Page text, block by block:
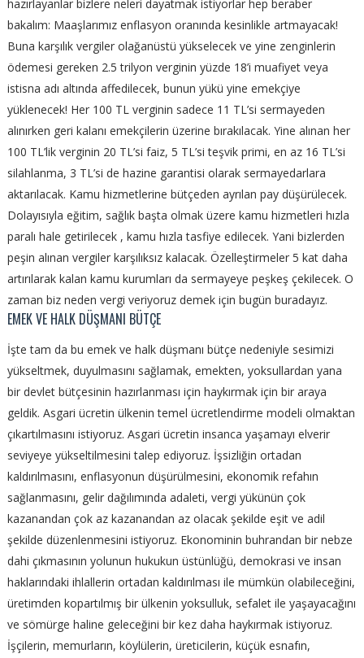
hazırlayanlar bizlere neleri dayatmak istiyorlar hep beraber
bakalım: Maaşlarımız enflasyon oranında kesinlikle artmayacak!
Buna karşılık vergiler olağanüstü yükselecek ve yine zenginlerin
ödemesi gereken 2.5 trilyon verginin yüzde 18’i muafiyet veya
istisna adı altında affedilecek, bunun yükü yine emekçiye
yüklenecek! Her 100 TL verginin sadece 11 TL’si sermayeden
alınırken geri kalanı emekçilerin üzerine bırakılacak. Yine alınan her
100 TL’lik verginin 20 TL’si faiz, 5 TL’si teşvik primi, en az 16 TL’si
silahlanma, 3 TL’si de hazine garantisi olarak sermayedarlara
aktarılacak. Kamu hizmetlerine bütçeden ayrılan pay düşürülecek.
Dolayısıyla eğitim, sağlık başta olmak üzere kamu hizmetleri hızla
paralı hale getirilecek , kamu hızla tasfiye edilecek. Yani bizlerden
peşin alınan vergiler karşılıksız kalacak. Özelleştirmeler 5 kat daha
artırılarak kalan kamu kurumları da sermayeye peşkeş çekilecek. O
zaman biz neden vergi veriyoruz demek için bugün buradayız.
EMEK VE HALK DÜŞMANI BÜTÇE
İşte tam da bu emek ve halk düşmanı bütçe nedeniyle sesimizi
yükseltmek, duyulmasını sağlamak, emekten, yoksullardan yana
bir devlet bütçesinin hazırlanması için haykırmak için bir araya
geldik. Asgari ücretin ülkenin temel ücretlendirme modeli olmaktan
çıkartılmasını istiyoruz. Asgari ücretin insanca yaşamayı elverir
seviyeye yükseltilmesini talep ediyoruz. İşsizliğin ortadan
kaldırılmasını, enflasyonun düşürülmesini, ekonomik refahın
sağlanmasını, gelir dağılımında adaleti, vergi yükünün çok
kazanandan çok az kazanandan az olacak şekilde eşit ve adil
şekilde düzenlenmesini istiyoruz. Ekonominin buhrandan bir nebze
dahi çıkmasının yolunun hukukun üstünlüğü, demokrasi ve insan
haklarındaki ihlallerin ortadan kaldırılması ile mümkün olabileceğini,
üretimden kopartılmış bir ülkenin yoksulluk, sefalet ile yaşayacağını
ve sömürge haline geleceğini bir kez daha haykırmak istiyoruz.
İşçilerin, memurların, köylülerin, üreticilerin, küçük esnafın,